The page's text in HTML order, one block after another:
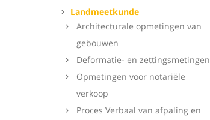
Landmeetkunde
Architecturale opmetingen van
gebouwen
Deformatie- en zettingsmetingen
Opmetingen voor notariële
verkoop
Proces Verbaal van afpaling en